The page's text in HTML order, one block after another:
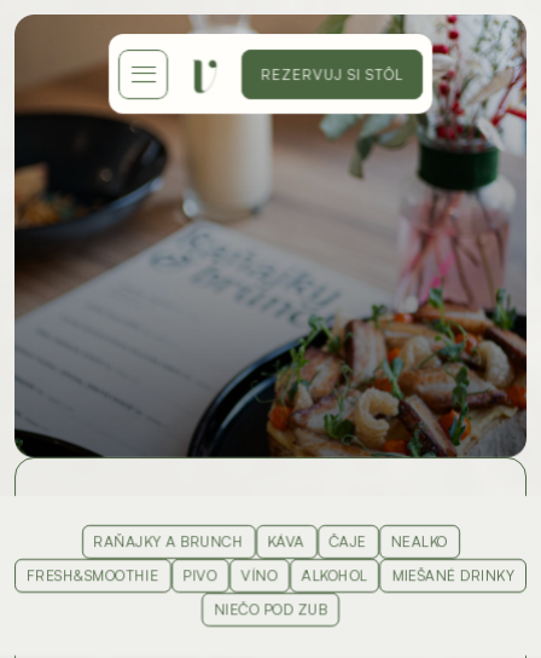
Vychutnajte si náš brunch, či poobednú
ponuku, ktorú pre vás meníme každý
mesiac.
Menu
REZERVUJ SI STÔL
RAŇAJKY A BRUNCH KÁVA ČAJE
NEALKO
FRESH&SMOOTHIE
PIVO VÍNO ALKOHOL
MIEŠANÉ DRINKY
NIEČO POD ZUB